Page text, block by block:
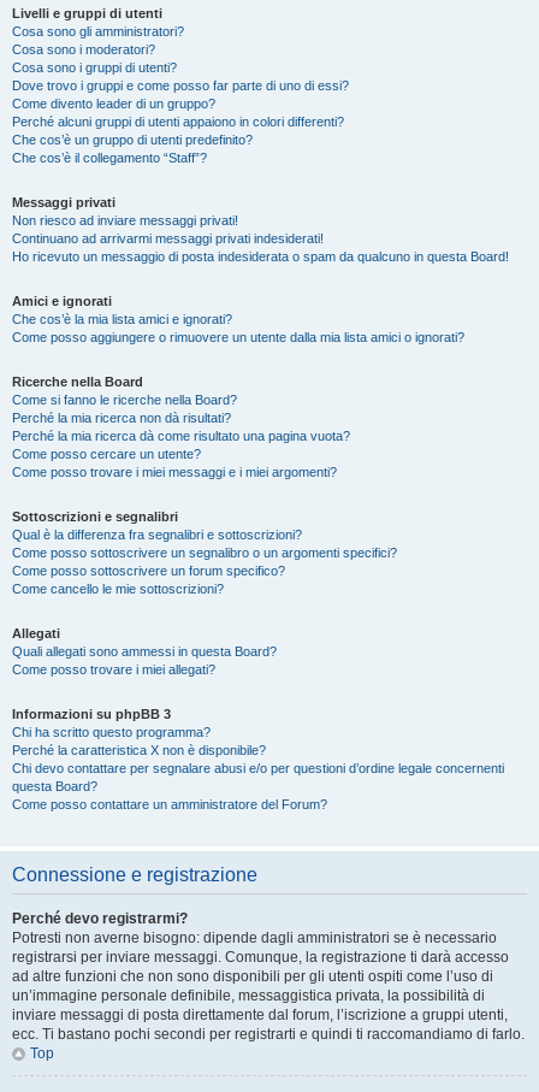
Livelli e gruppi di utenti
Cosa sono gli amministratori?
Cosa sono i moderatori?
Cosa sono i gruppi di utenti?
Dove trovo i gruppi e come posso far parte di uno di essi?
Come divento leader di un gruppo?
Perché alcuni gruppi di utenti appaiono in colori differenti?
Che cos’è un gruppo di utenti predefinito?
Che cos’è il collegamento “Staff”?
Messaggi privati
Non riesco ad inviare messaggi privati!
Continuano ad arrivarmi messaggi privati indesiderati!
Ho ricevuto un messaggio di posta indesiderata o spam da qualcuno in questa Board!
Amici e ignorati
Che cos’è la mia lista amici e ignorati?
Come posso aggiungere o rimuovere un utente dalla mia lista amici o ignorati?
Ricerche nella Board
Come si fanno le ricerche nella Board?
Perché la mia ricerca non dà risultati?
Perché la mia ricerca dà come risultato una pagina vuota?
Come posso cercare un utente?
Come posso trovare i miei messaggi e i miei argomenti?
Sottoscrizioni e segnalibri
Qual è la differenza fra segnalibri e sottoscrizioni?
Come posso sottoscrivere un segnalibro o un argomenti specifici?
Come posso sottoscrivere un forum specifico?
Come cancello le mie sottoscrizioni?
Allegati
Quali allegati sono ammessi in questa Board?
Come posso trovare i miei allegati?
Informazioni su phpBB 3
Chi ha scritto questo programma?
Perché la caratteristica X non è disponibile?
Chi devo contattare per segnalare abusi e/o per questioni d’ordine legale concernenti
questa Board?
Come posso contattare un amministratore del Forum?
Connessione e registrazione
Perché devo registrarmi?
Potresti non averne bisogno: dipende dagli amministratori se è necessario
registrarsi per inviare messaggi. Comunque, la registrazione ti darà accesso
ad altre funzioni che non sono disponibili per gli utenti ospiti come l’uso di
un’immagine personale definibile, messaggistica privata, la possibilità di
inviare messaggi di posta direttamente dal forum, l’iscrizione a gruppi utenti,
ecc. Ti bastano pochi secondi per registrarti e quindi ti raccomandiamo di farlo.
Top